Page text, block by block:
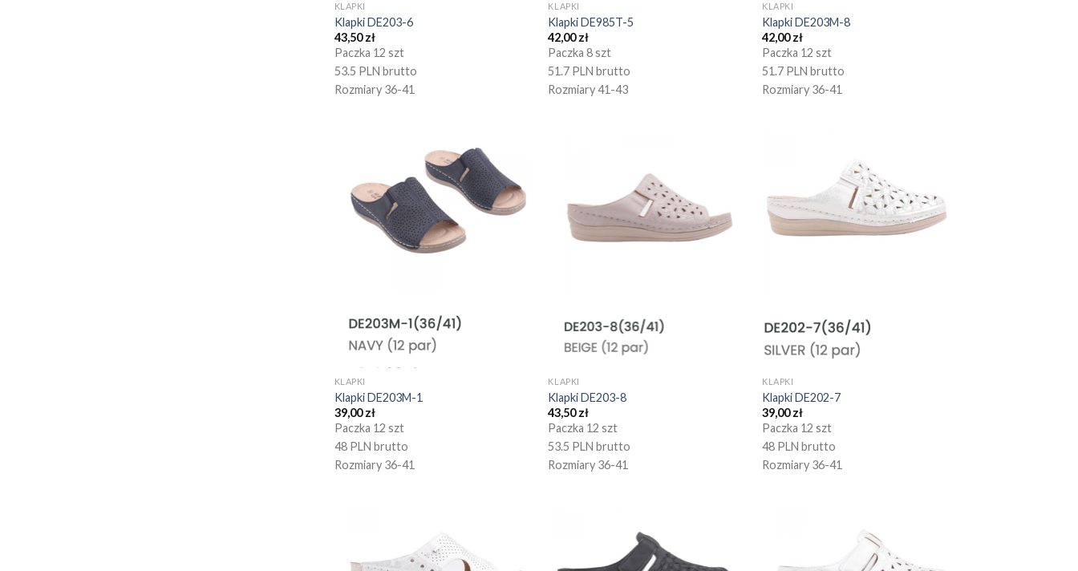
KLAPKI
Klapki DE203-6
43,50zł
Paczka 12 szt
53.5 PLN brutto
Rozmiary 36-41
KLAPKI
Klapki DE985T-5
42,00zł
Paczka 8 szt
51.7 PLN brutto
Rozmiary 41-43
KLAPKI
Klapki DE203M-8
42,00zł
Paczka 12 szt
51.7 PLN brutto
Rozmiary 36-41
KLAPKI
Klapki DE203M-1
39,00zł
Paczka 12 szt
48 PLN brutto
Rozmiary 36-41
KLAPKI
Klapki DE203-8
43,50zł
Paczka 12 szt
53.5 PLN brutto
Rozmiary 36-41
KLAPKI
Klapki DE202-7
39,00zł
Paczka 12 szt
48 PLN brutto
Rozmiary 36-41